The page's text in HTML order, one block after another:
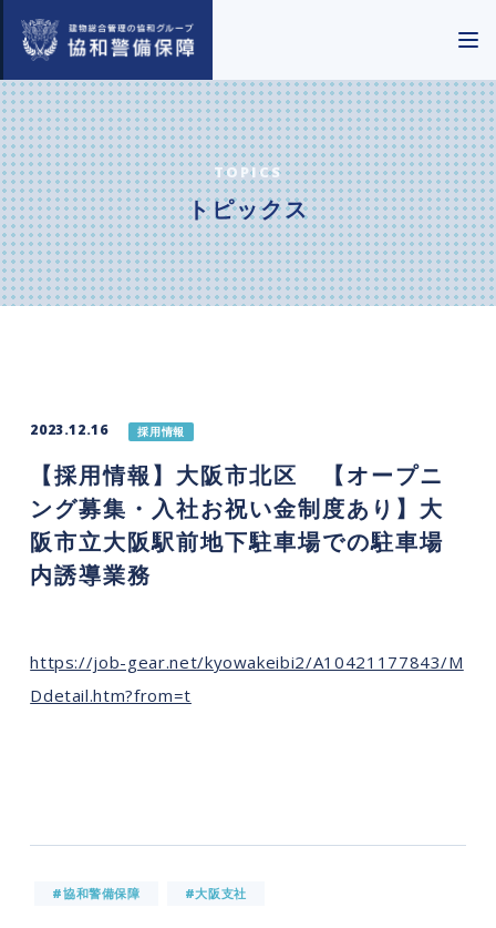
TOPICS
トピックス
2023.12.16 採用情報
【採用情報】大阪市北区 【オープニ
ング募集・入社お祝い金制度あり】大
阪市立大阪駅前地下駐車場での駐車場
内誘導業務
https://job-gear.net/kyowakeibi2/A10421177843/M
Ddetail.htm?from=t
#協和警備保障 #大阪支社